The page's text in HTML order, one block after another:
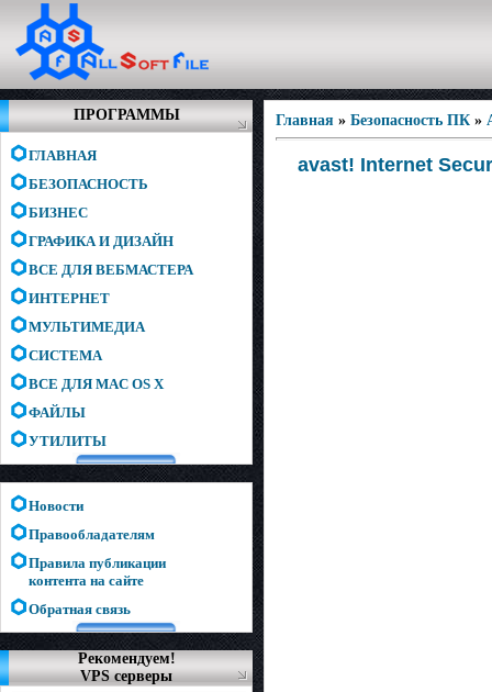
ПРОГРАММЫ
ГЛАВНАЯ
БЕЗОПАСНОСТЬ
БИЗНЕС
ГРАФИКА И ДИЗАЙН
ВСЕ ДЛЯ ВЕБМАСТЕРА
ИНТЕРНЕТ
МУЛЬТИМЕДИА
СИСТЕМА
ВСЕ ДЛЯ MAC OS X
ФАЙЛЫ
УТИЛИТЫ
Новости
Правообладателям
Правила публикации
контента на сайте
Обратная связь
Рекомендуем!
VPS серверы
Главная » Безопасность ПК »
avast! Internet